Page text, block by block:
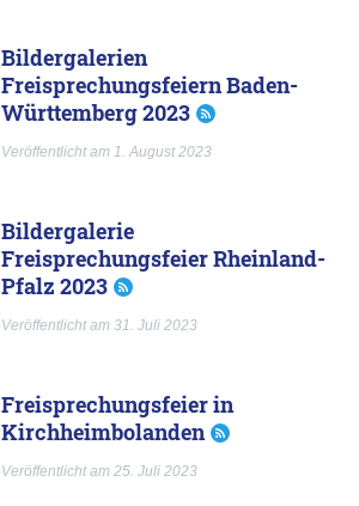
Bildergalerien
Freisprechungsfeiern Baden-
Württemberg 2023
Veröffentlicht am 1. August 2023
Bildergalerie
Freisprechungsfeier Rheinland-
Pfalz 2023
Veröffentlicht am 31. Juli 2023
Freisprechungsfeier in
Kirchheimbolanden
Veröffentlicht am 25. Juli 2023